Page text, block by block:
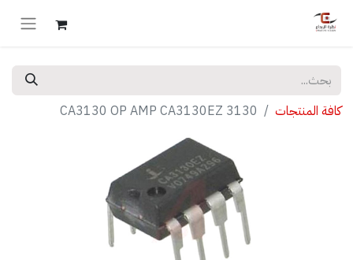
كافة المنتجات CA3130 OP AMP CA3130EZ 3130